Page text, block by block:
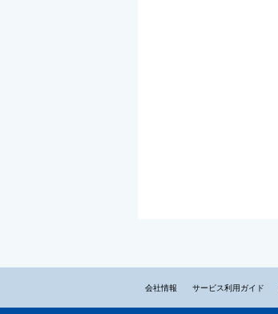
会社情報 サービス利用ガイド